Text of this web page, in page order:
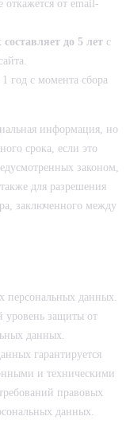
откажется от email-
составляет до 5 лет с
год с момента сбора
информация, но
срока, если это
законом,
для разрешения
заключенного между
персональных данных.
уровень защиты от
данных.
гарантируется
и техническими
правовых
данных.